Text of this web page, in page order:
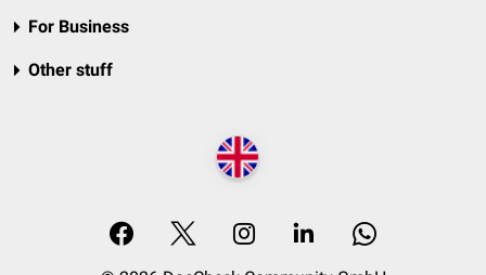
For Business
Other stuff